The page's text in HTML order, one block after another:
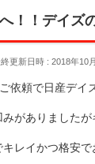
！！デイズ
更新日時 : 2018年10
依頼で日産デイ
がありましたが
レイかつ格安